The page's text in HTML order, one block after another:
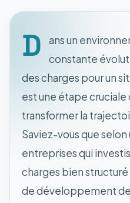
D
ans un
constante
des charges pour un
est une étape
transformer la
Saviez-vous que
entreprises qui
charges bien
de développement